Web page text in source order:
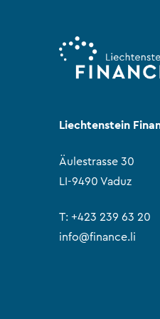
Liechtenstein
Äulestrasse 30
LI-9490 Vaduz
T:+423 239 63 20
info@finance.li